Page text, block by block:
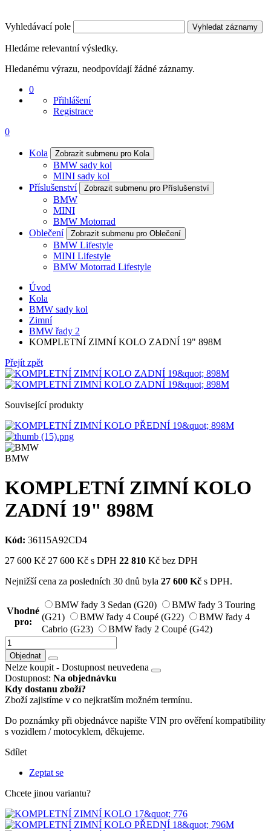
Vyhledávací pole Vyhledat záznamy
Hledáme relevantní výsledky.
Hledanému výrazu, neodpovídají žádné záznamy.
0
Přihlášení
Registrace
0
Kola Zobrazit submenu pro Kola
BMW sady kol
MINI sady kol
Příslušenství
Zobrazit submenu pro Příslušenství
BMW
MINI
BMW Motorrad
Oblečení
Zobrazit submenu pro Oblečení
BMW Lifestyle
MINI Lifestyle
BMW Motorrad Lifestyle
Úvod
Kola
BMW sady kol
Zimní
BMW řady 2
KOMPLETNÍ ZIMNÍ KOLO ZADNÍ 19" 898M
Přejít zpět
Související produkty
BMW
KOMPLETNÍ ZIMNÍ KOLO
ZADNÍ 19" 898M
Kód: 36115A92CD4
27 600 Kč 27 600 Kč s DPH 22 810 Kč bez DPH
Nejnižší cena za posledních 30 dnů byla 27 600 Kč s DPH.
Vhodné
pro:
BMW řady 3 Sedan (G20)
BMW řady 3 Touring
(G21)
BMW řady 4 Coupé (G22)
BMW řady 4
Cabrio (G23)
BMW řady 2 Coupé (G42)
Objednat
Nelze koupit - Dostupnost neuvedena
Dostupnost: Na objednávku
Kdy dostanu zboží?
Zboží zajistíme v co nejkratším možném termínu.
Do poznámky při objednávce napište VIN pro ověření kompatibility
s vozidlem / motocyklem, děkujeme.
Sdílet
Zeptat se
Chcete jinou variantu?